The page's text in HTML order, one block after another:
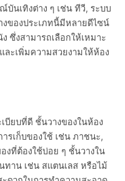
บันเทิงต่าง ๆ เช่น ทีวี, ระบบ
งของประเภทนี้มีหลายดีไซน์
ซึ่งสามารถเลือกให้เหมาะ
ละเพิ่มความสวยงามให้ห้อง
บียบที่ดี ชั้นวางของในห้อง
รเก็บของใช้ เช่น ภาชนะ,
งที่ต้องใช้บ่อย ๆ ชั้นวางใน
ทาน เช่น สแตนเลส หรือไม้